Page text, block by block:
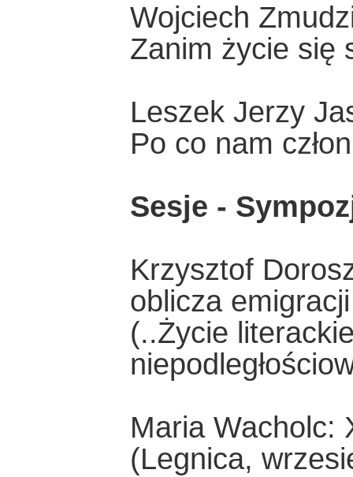
Wojciech
Zanim życie się
Leszek Jerzy
Po co nam
Sesje -
Krzysztof
oblicza emigracji
(..Życie
Maria Wacholc:
(Legnica,